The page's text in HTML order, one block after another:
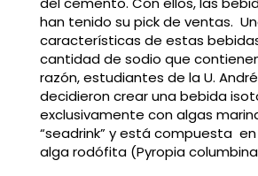
han tenido su pick de ventas.
características de estas
cantidad de sodio que
razón, estudiantes de la U.
decidieron crear una bebida
exclusivamente con algas
“seadrink” y está compuesta
alga rodófita (Pyropia